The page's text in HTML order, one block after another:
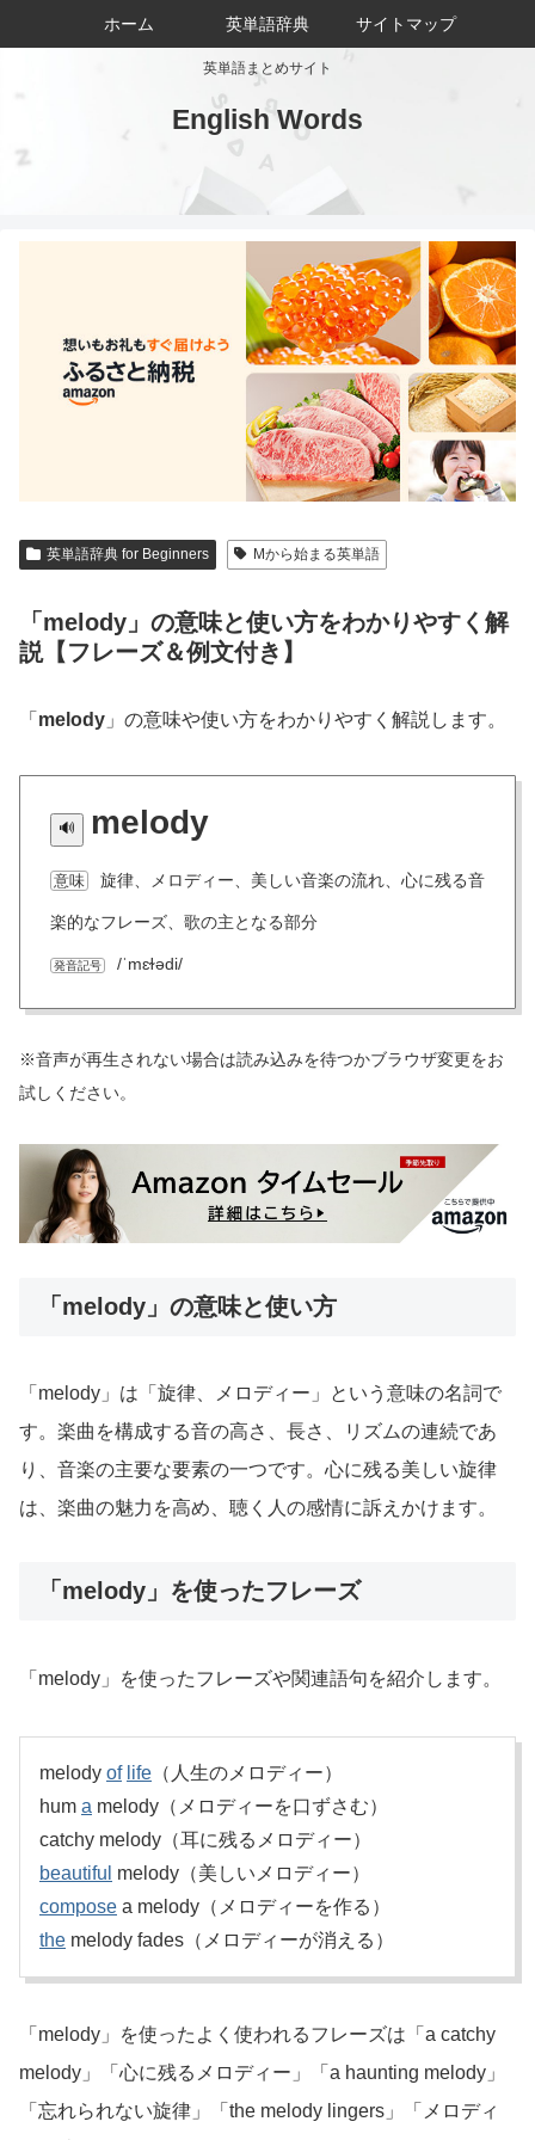
英単語まとめサイト
English Words
ホーム 英単語辞典 サイトマップ
英単語辞典 for Beginners Mから始まる英単語
「melody」の意味と使い方をわかりやすく解
説【フレーズ＆例文付き】
「 melody 」の意味や使い方をわかりやすく解説します。
melody
意味 旋律、メロディー、美しい音楽の流れ、心に残る音
楽的なフレーズ、歌の主となる部分
発音記号 /ˈmɛɫədi/
※音声が再生されない場合は読み込みを待つかブラウザ変更をお
試しください。
「melody」の意味と使い方
「melody」は「旋律、メロディー」という意味の名詞で
す。楽曲を構成する音の高さ、長さ、リズムの連続であ
り、音楽の主要な要素の一つです。心に残る美しい旋律
は、楽曲の魅力を高め、聴く人の感情に訴えかけます。
「melody」を使ったフレーズ
「melody」を使ったフレーズや関連語句を紹介します。
melody of life （人生のメロディー）
hum a melody（メロディーを口ずさむ）
catchy melody（耳に残るメロディー）
beautiful melody（美しいメロディー）
compose a melody（メロディーを作る）
the melody fades（メロディーが消える）
「melody」を使ったよく使われるフレーズは「a catchy
melody」「心に残るメロディー」「a haunting melody」
「忘れられない旋律」「the melody lingers」「メロディ